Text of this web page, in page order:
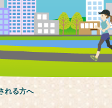
れる方へ